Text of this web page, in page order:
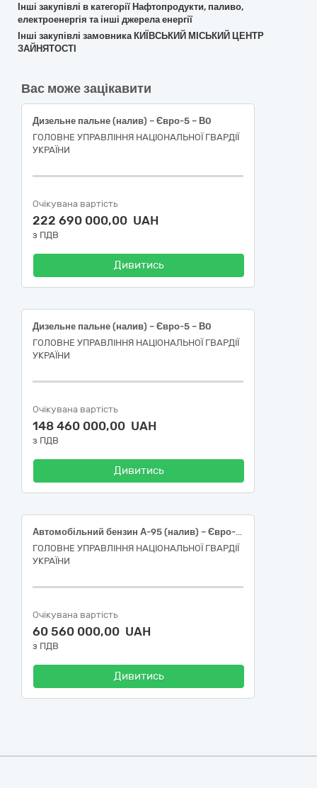
Інші закупівлі в категорії Нафтопродукти, паливо,
електроенергія та інші джерела енергії
Інші закупівлі замовника КИЇВСЬКИЙ МІСЬКИЙ ЦЕНТР
ЗАЙНЯТОСТІ
Вас може зацікавити
Дизельне пальне (налив) – Євро-5 – В0
ГОЛОВНЕ УПРАВЛІННЯ НАЦІОНАЛЬНОЇ ГВАРДІЇ
УКРАЇНИ
Очікувана вартість
222 690 000,00 UAH
з ПДВ
Дивитись
Дизельне пальне (налив) – Євро-5 – В0
ГОЛОВНЕ УПРАВЛІННЯ НАЦІОНАЛЬНОЇ ГВАРДІЇ
УКРАЇНИ
Очікувана вартість
148 460 000,00 UAH
з ПДВ
Дивитись
Автомобільний бензин А-95 (налив) – Євро-5 – Е5 (Е0)
ГОЛОВНЕ УПРАВЛІННЯ НАЦІОНАЛЬНОЇ ГВАРДІЇ
УКРАЇНИ
Очікувана вартість
60 560 000,00 UAH
з ПДВ
Дивитись